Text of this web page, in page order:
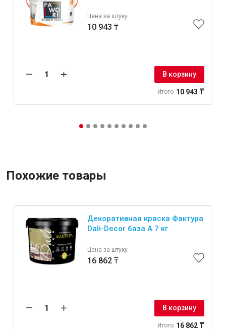
Цена за штуку
10 943 ₸
В корзину
Итого 10 943 ₸
Похожие товары
Декоративная краска Фактура
Dali-Decor база А 7 кг
Цена за штуку
16 862 ₸
В корзину
Итого 16 862 ₸